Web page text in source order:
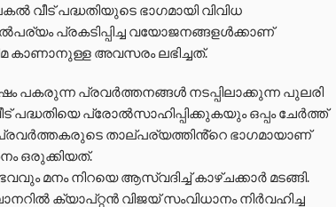
വീട് പദ്ധതിയുടെ ഭാഗമായി വിവിധ
പ്രകടിപ്പിച്ച വയോജനങ്ങളള്‍ക്കാണ്
കാണാനുള്ള അവസരം ലഭിച്ചത്.
പകരുന്ന പ്രവര്‍ത്തനങ്ങള്‍ നടപ്പിലാക്കുന്ന പുലരി
പദ്ധതിയെ പ്രോൽസാഹിപ്പിക്കുകയും ഒപ്പം ചേര്‍ത്ത്
താല്പര്യത്തിൻ്റെ ഭാഗമായാണ്
ഒരുക്കിയത്.
മനം നിറയെ ആസ്വദിച്ച് കാഴ്ചക്കാര്‍ മടങ്ങി.
ക്യാപ്റ്റൻ വിജയ് സംവിധാനം നിർവഹിച്ച